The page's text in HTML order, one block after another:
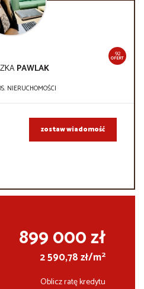
92
OFERT
PAWLAK
NIERUCHOMOŚCI
zostaw wiadomość
899 000 zł
2 590,78 zł/m2
Oblicz ratę kredytu